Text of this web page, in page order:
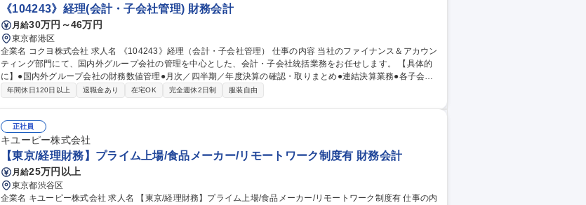
《104243》経理(会計・子会社管理) 財務会計
月給30万円～46万円
東京都港区
企業名 コクヨ株式会社 求人名 《104243》経理（会計・子会社管理） 仕事の内容 当社のファイナンス＆アカウン
ティング部門にて、国内外グループ会社の管理を中心とした、会計・子会社統括業務をお任せします。 【具体的
に】●国内外グループ会社の財務数値管理●月次／四半期／年度決算の確認・取りまとめ●連結決算業務●各子会社
の決算品質向上に向けたモニタリング、課題抽出、改善支援●グループ共通ルールの展開・運用定着●キャッシュ
会社管理）
年間休日120日以上 退職金あり 在宅OK 完全週休2日制 服装自由
正社員
キユーピー株式会社
【東京/経理財務】プライム上場/食品メーカー/リモートワーク制度有 財務会計
月給25万円以上
東京都渋谷区
企業名 キユーピー株式会社 求人名 【東京/経理財務】プライム上場/食品メーカー/リモートワーク制度有 仕事の内